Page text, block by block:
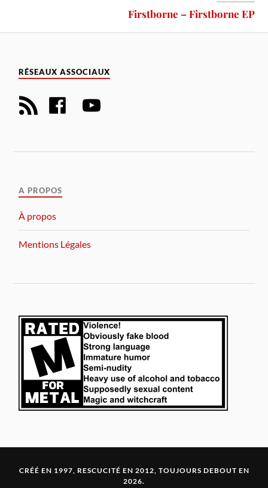
Firstborne – Firstborne EP
RÉSEAUX ASSOCIAUX
A PROPOS
À propos
Mentions Légales
CRÉÉ EN 1997, RESCUCITÉ EN 2012, TOUJOURS DEBOUT EN
2026.